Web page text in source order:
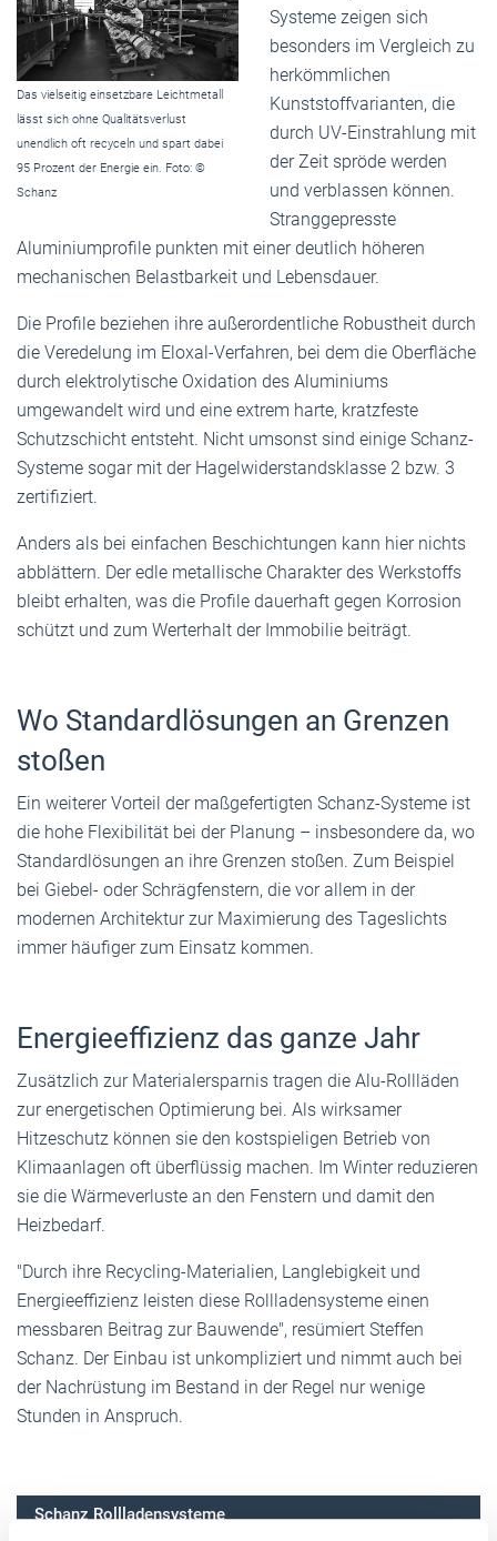
Das vielseitig einsetzbare Leichtmetall
lässt sich ohne Qualitätsverlust
unendlich oft recyceln und spart dabei
95 Prozent der Energie ein. Foto: ©
Schanz
Systeme zeigen sich
besonders im Vergleich zu
herkömmlichen
Kunststoffvarianten, die
durch UV-Einstrahlung mit
der Zeit spröde werden
und verblassen können.
Stranggepresste
Aluminiumprofile punkten mit einer deutlich höheren
mechanischen Belastbarkeit und Lebensdauer.
Die Profile beziehen ihre außerordentliche Robustheit durch
die Veredelung im Eloxal-Verfahren, bei dem die Oberfläche
durch elektrolytische Oxidation des Aluminiums
umgewandelt wird und eine extrem harte, kratzfeste
Schutzschicht entsteht. Nicht umsonst sind einige Schanz-
Systeme sogar mit der Hagelwiderstandsklasse 2 bzw. 3
zertifiziert.
Anders als bei einfachen Beschichtungen kann hier nichts
abblättern. Der edle metallische Charakter des Werkstoffs
bleibt erhalten, was die Profile dauerhaft gegen Korrosion
schützt und zum Werterhalt der Immobilie beiträgt.
Wo Standardlösungen an Grenzen
stoßen
Ein weiterer Vorteil der maßgefertigten Schanz-Systeme ist
die hohe Flexibilität bei der Planung – insbesondere da, wo
Standardlösungen an ihre Grenzen stoßen. Zum Beispiel
bei Giebel- oder Schrägfenstern, die vor allem in der
modernen Architektur zur Maximierung des Tageslichts
immer häufiger zum Einsatz kommen.
Energieeffizienz das ganze Jahr
Zusätzlich zur Materialersparnis tragen die Alu-Rollläden
zur energetischen Optimierung bei. Als wirksamer
Hitzeschutz können sie den kostspieligen Betrieb von
Klimaanlagen oft überflüssig machen. Im Winter reduzieren
sie die Wärmeverluste an den Fenstern und damit den
Heizbedarf.
"Durch ihre Recycling-Materialien, Langlebigkeit und
Energieeffizienz leisten diese Rollladensysteme einen
messbaren Beitrag zur Bauwende", resümiert Steffen
Schanz. Der Einbau ist unkompliziert und nimmt auch bei
der Nachrüstung im Bestand in der Regel nur wenige
Stunden in Anspruch.
Schanz Rollladensysteme